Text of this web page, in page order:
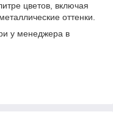
цветов, включая
оттенки.
у менеджера в